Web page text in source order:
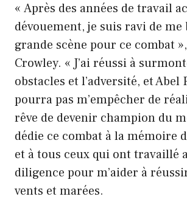
« Après des années de travail
dévouement, je suis ravi de
grande scène pour ce combat
Crowley. « J’ai réussi à
obstacles et l’adversité, et Abel
pourra pas m’empêcher de
rêve de devenir champion du
dédie ce combat à la mémoire
et à tous ceux qui ont travaillé
diligence pour m’aider à
vents et marées.